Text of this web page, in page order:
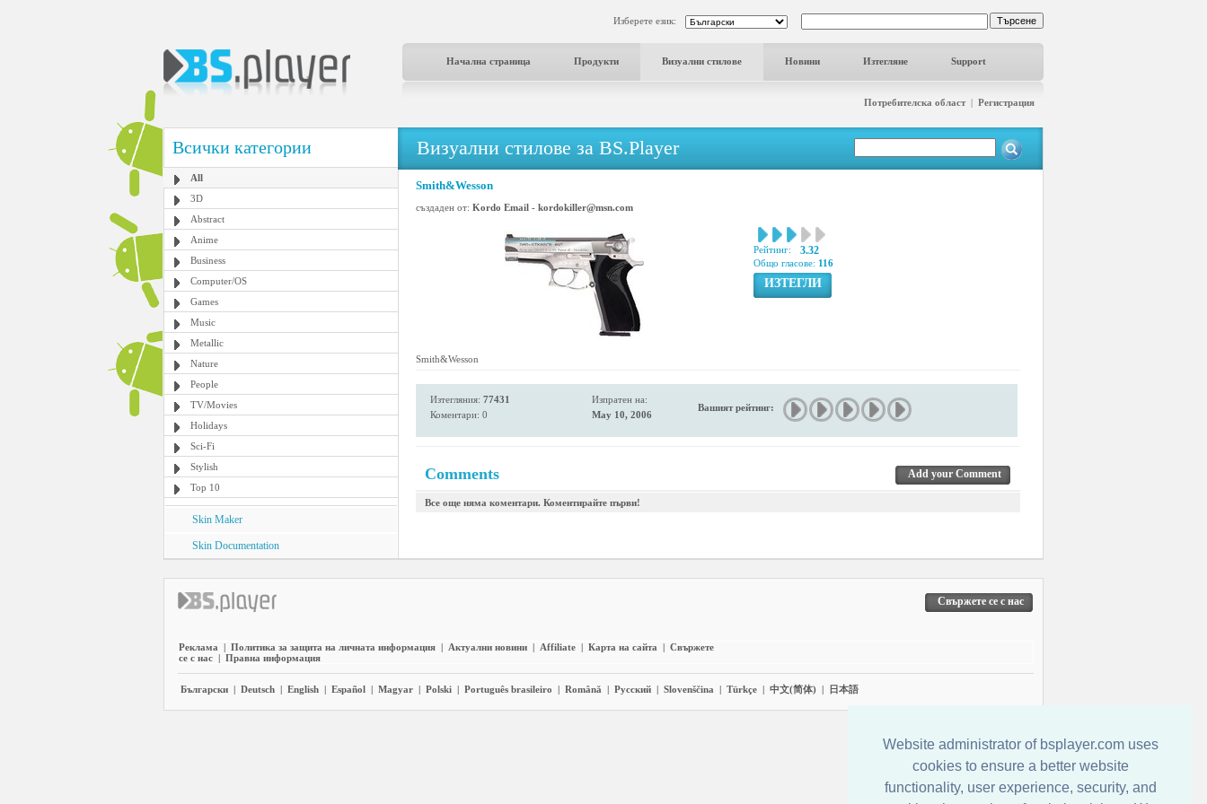
Website administrator of bsplayer.com uses
cookies to ensure a better website
functionality, user experience, security, and
Изберете език:
Начална страница Продукти Визуални стилове Новини Изтегляне Support
Потребителска област| Регистрация
Всички категории
All
3D
Abstract
Anime
Business
Computer/OS
Games
Music
Metallic
Nature
People
TV/Movies
Holidays
Sci-Fi
Stylish
Top 10
Skin Maker
Skin Documentation
Визуални стилове за BS.Player
Smith&Wesson
създаден от: Kordo Email - kordokiller@msn.com
Рейтинг: 3.32
Общо гласове: 116
ИЗТЕГЛИ
Smith&Wesson
Изтегляния: 77431
Коментари: 0
Изпратен на:
May 10, 2006
Вашият рейтинг:
Comments Add your Comment
Все още няма коментари. Коментирайте първи!
Свържете се с нас
Реклама | Политика за защита на личната информация | Актуални новини | Affiliate | Карта на сайта | Свържете
се с нас | Правна информация
Български | Deutsch | English | Español | Magyar | Polski | Português brasileiro | Română | Pyccĸий | Slovenščina | Türkçe | 中文(简体) | 日本語